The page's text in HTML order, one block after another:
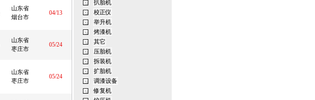
山东省
烟台市
04/13
山东省
枣庄市
05/24
山东省
枣庄市
05/24